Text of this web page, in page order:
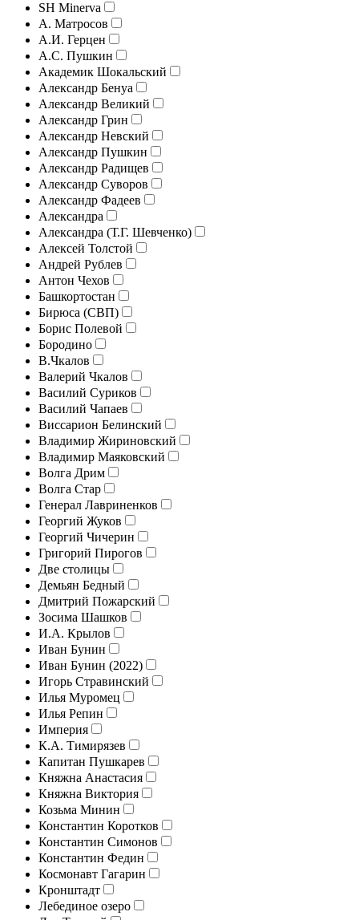
SH Minerva
А. Матросов
А.И. Герцен
А.С. Пушкин
Академик Шокальский
Александр Бенуа
Александр Великий
Александр Грин
Александр Невский
Александр Пушкин
Александр Радищев
Александр Суворов
Александр Фадеев
Александра
Александра (Т.Г. Шевченко)
Алексей Толстой
Андрей Рублев
Антон Чехов
Башкортостан
Бирюса (СВП)
Борис Полевой
Бородино
В.Чкалов
Валерий Чкалов
Василий Суриков
Василий Чапаев
Виссарион Белинский
Владимир Жириновский
Владимир Маяковский
Волга Дрим
Волга Стар
Генерал Лавриненков
Георгий Жуков
Георгий Чичерин
Григорий Пирогов
Две столицы
Демьян Бедный
Дмитрий Пожарский
Зосима Шашков
И.А. Крылов
Иван Бунин
Иван Бунин (2022)
Игорь Стравинский
Илья Муромец
Илья Репин
Империя
К.А. Тимирязев
Капитан Пушкарев
Княжна Анастасия
Княжна Виктория
Козьма Минин
Константин Коротков
Константин Симонов
Константин Федин
Космонавт Гагарин
Кронштадт
Лебединое озеро